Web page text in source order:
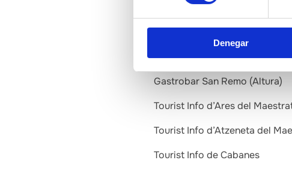
Denegar
Comerç gastronòmic Mercat
Empresa d’activitats Viu Els
Gastrobar Ca Mario
Gastrobar San Remo (Altura)
Tourist Info d’Ares del
Tourist Info d’Atzeneta del
Tourist Info de Cabanes